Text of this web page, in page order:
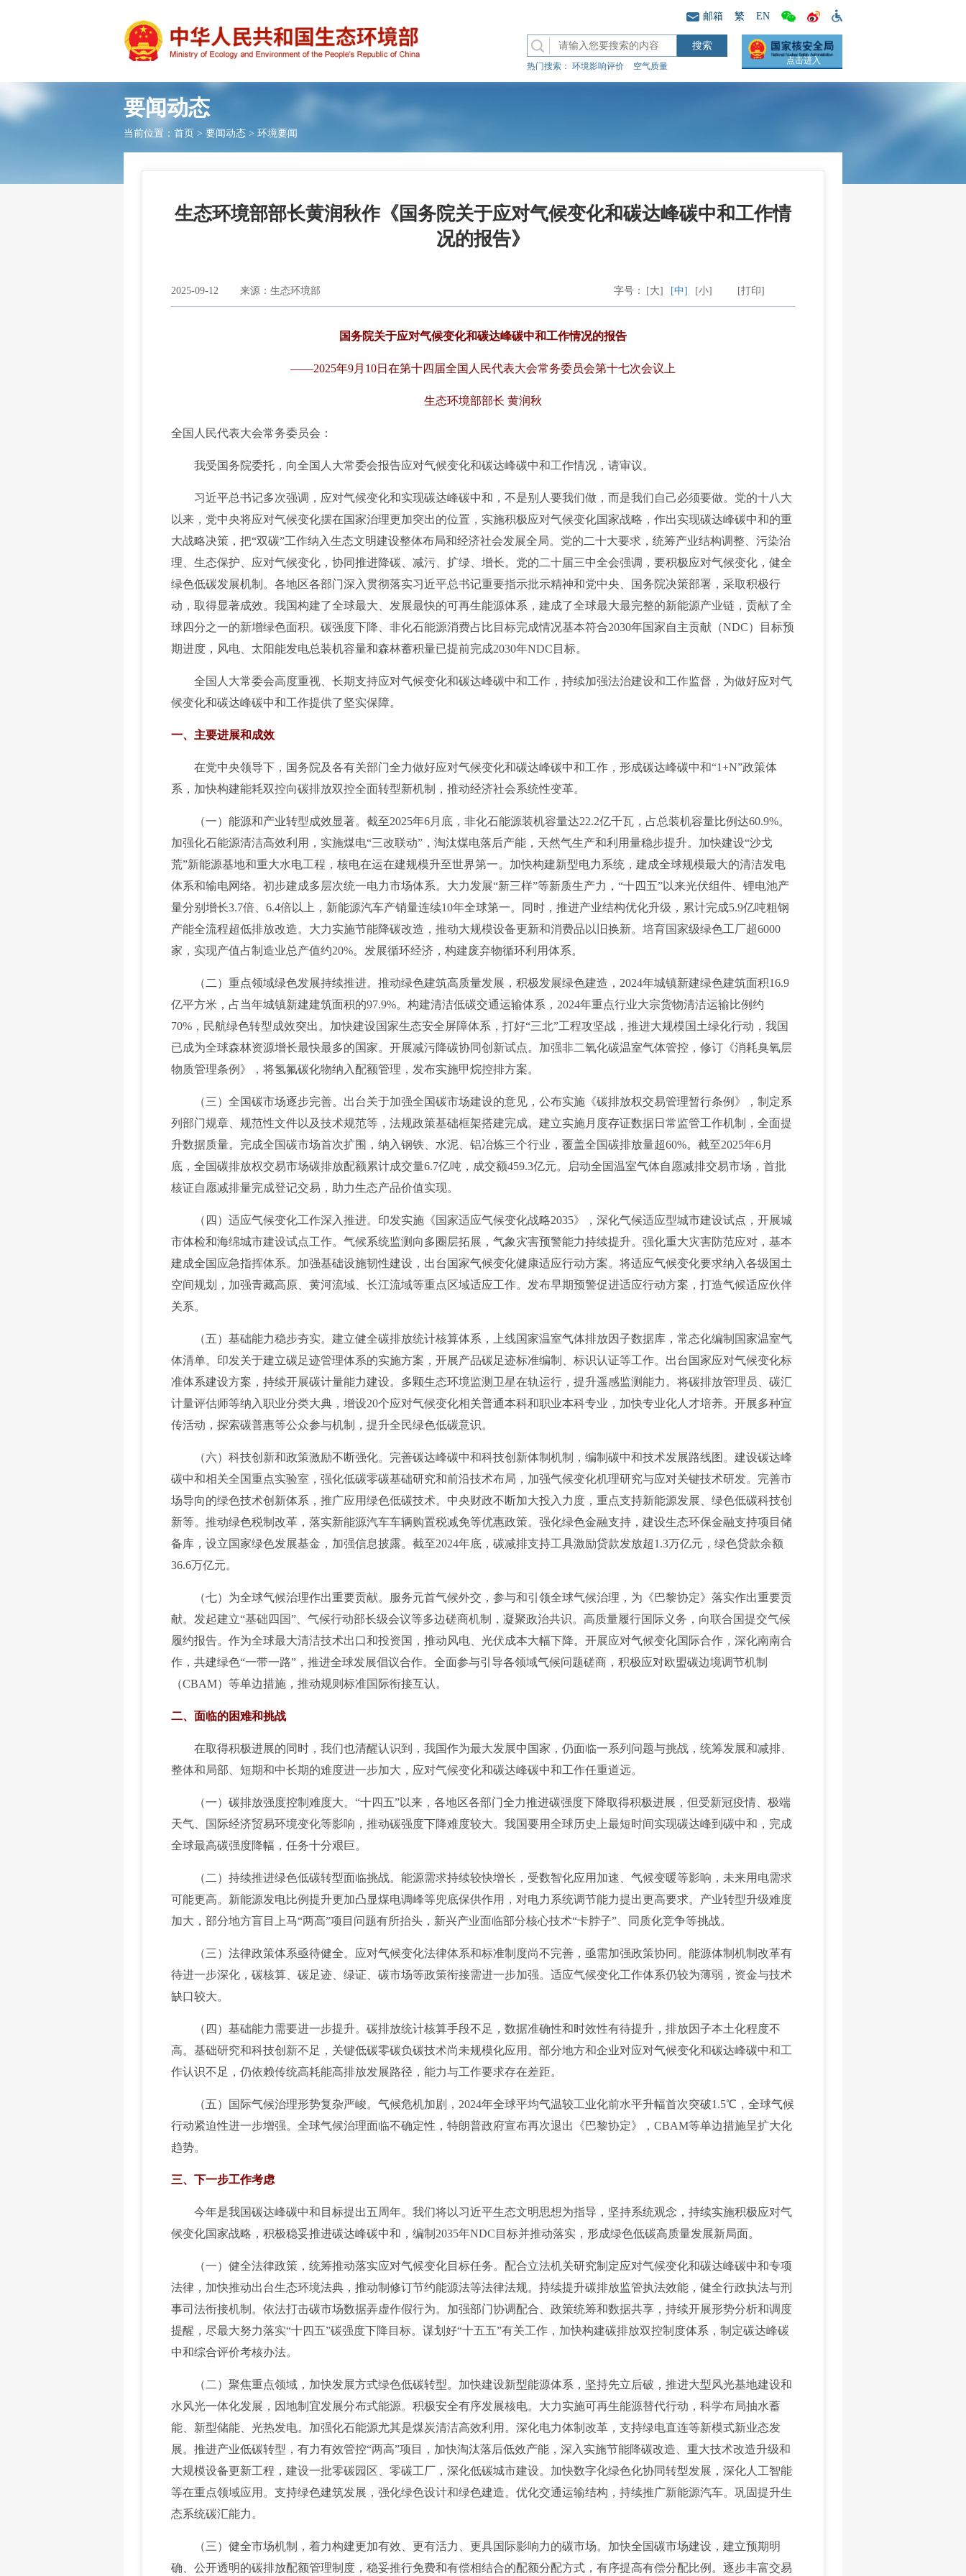
邮箱 繁 EN
热门搜索： 环境影响评价 空气质量
点击进入
要闻动态
当前位置： 首页 > 要闻动态 > 环境要闻
生态环境部部长黄润秋作《国务院关于应对气候变化和碳达峰碳中和工作情
况的报告》
2025-09-12 来源：生态环境部 [打印]
字号： [大] [中] [小]
国务院关于应对气候变化和碳达峰碳中和工作情况的报告
——2025年9月10日在第十四届全国人民代表大会常务委员会第十七次会议上
生态环境部部长 黄润秋
全国人民代表大会常务委员会：
我受国务院委托，向全国人大常委会报告应对气候变化和碳达峰碳中和工作情况，请审议。
习近平总书记多次强调，应对气候变化和实现碳达峰碳中和，不是别人要我们做，而是我们自己必须要做。党的十八大
以来，党中央将应对气候变化摆在国家治理更加突出的位置，实施积极应对气候变化国家战略，作出实现碳达峰碳中和的重
大战略决策，把“双碳”工作纳入生态文明建设整体布局和经济社会发展全局。党的二十大要求，统筹产业结构调整、污染治
理、生态保护、应对气候变化，协同推进降碳、减污、扩绿、增长。党的二十届三中全会强调，要积极应对气候变化，健全
绿色低碳发展机制。各地区各部门深入贯彻落实习近平总书记重要指示批示精神和党中央、国务院决策部署，采取积极行
动，取得显著成效。我国构建了全球最大、发展最快的可再生能源体系，建成了全球最大最完整的新能源产业链，贡献了全
球四分之一的新增绿色面积。碳强度下降、非化石能源消费占比目标完成情况基本符合2030年国家自主贡献（NDC）目标预
期进度，风电、太阳能发电总装机容量和森林蓄积量已提前完成2030年NDC目标。
全国人大常委会高度重视、长期支持应对气候变化和碳达峰碳中和工作，持续加强法治建设和工作监督，为做好应对气
候变化和碳达峰碳中和工作提供了坚实保障。
一、主要进展和成效
在党中央领导下，国务院及各有关部门全力做好应对气候变化和碳达峰碳中和工作，形成碳达峰碳中和“1+N”政策体
系，加快构建能耗双控向碳排放双控全面转型新机制，推动经济社会系统性变革。
（一）能源和产业转型成效显著。截至2025年6月底，非化石能源装机容量达22.2亿千瓦，占总装机容量比例达60.9%。
加强化石能源清洁高效利用，实施煤电“三改联动”，淘汰煤电落后产能，天然气生产和利用量稳步提升。加快建设“沙戈
荒”新能源基地和重大水电工程，核电在运在建规模升至世界第一。加快构建新型电力系统，建成全球规模最大的清洁发电
体系和输电网络。初步建成多层次统一电力市场体系。大力发展“新三样”等新质生产力，“十四五”以来光伏组件、锂电池产
量分别增长3.7倍、6.4倍以上，新能源汽车产销量连续10年全球第一。同时，推进产业结构优化升级，累计完成5.9亿吨粗钢
产能全流程超低排放改造。大力实施节能降碳改造，推动大规模设备更新和消费品以旧换新。培育国家级绿色工厂超6000
家，实现产值占制造业总产值约20%。发展循环经济，构建废弃物循环利用体系。
（二）重点领域绿色发展持续推进。推动绿色建筑高质量发展，积极发展绿色建造，2024年城镇新建绿色建筑面积16.9
亿平方米，占当年城镇新建建筑面积的97.9%。构建清洁低碳交通运输体系，2024年重点行业大宗货物清洁运输比例约
70%，民航绿色转型成效突出。加快建设国家生态安全屏障体系，打好“三北”工程攻坚战，推进大规模国土绿化行动，我国
已成为全球森林资源增长最快最多的国家。开展减污降碳协同创新试点。加强非二氧化碳温室气体管控，修订《消耗臭氧层
物质管理条例》，将氢氟碳化物纳入配额管理，发布实施甲烷控排方案。
（三）全国碳市场逐步完善。出台关于加强全国碳市场建设的意见，公布实施《碳排放权交易管理暂行条例》，制定系
列部门规章、规范性文件以及技术规范等，法规政策基础框架搭建完成。建立实施月度存证数据日常监管工作机制，全面提
升数据质量。完成全国碳市场首次扩围，纳入钢铁、水泥、铝冶炼三个行业，覆盖全国碳排放量超60%。截至2025年6月
底，全国碳排放权交易市场碳排放配额累计成交量6.7亿吨，成交额459.3亿元。启动全国温室气体自愿减排交易市场，首批
核证自愿减排量完成登记交易，助力生态产品价值实现。
（四）适应气候变化工作深入推进。印发实施《国家适应气候变化战略2035》，深化气候适应型城市建设试点，开展城
市体检和海绵城市建设试点工作。气候系统监测向多圈层拓展，气象灾害预警能力持续提升。强化重大灾害防范应对，基本
建成全国应急指挥体系。加强基础设施韧性建设，出台国家气候变化健康适应行动方案。将适应气候变化要求纳入各级国土
空间规划，加强青藏高原、黄河流域、长江流域等重点区域适应工作。发布早期预警促进适应行动方案，打造气候适应伙伴
关系。
（五）基础能力稳步夯实。建立健全碳排放统计核算体系，上线国家温室气体排放因子数据库，常态化编制国家温室气
体清单。印发关于建立碳足迹管理体系的实施方案，开展产品碳足迹标准编制、标识认证等工作。出台国家应对气候变化标
准体系建设方案，持续开展碳计量能力建设。多颗生态环境监测卫星在轨运行，提升遥感监测能力。将碳排放管理员、碳汇
计量评估师等纳入职业分类大典，增设20个应对气候变化相关普通本科和职业本科专业，加快专业化人才培养。开展多种宣
传活动，探索碳普惠等公众参与机制，提升全民绿色低碳意识。
（六）科技创新和政策激励不断强化。完善碳达峰碳中和科技创新体制机制，编制碳中和技术发展路线图。建设碳达峰
碳中和相关全国重点实验室，强化低碳零碳基础研究和前沿技术布局，加强气候变化机理研究与应对关键技术研发。完善市
场导向的绿色技术创新体系，推广应用绿色低碳技术。中央财政不断加大投入力度，重点支持新能源发展、绿色低碳科技创
新等。推动绿色税制改革，落实新能源汽车车辆购置税减免等优惠政策。强化绿色金融支持，建设生态环保金融支持项目储
备库，设立国家绿色发展基金，加强信息披露。截至2024年底，碳减排支持工具激励贷款发放超1.3万亿元，绿色贷款余额
36.6万亿元。
（七）为全球气候治理作出重要贡献。服务元首气候外交，参与和引领全球气候治理，为《巴黎协定》落实作出重要贡
献。发起建立“基础四国”、气候行动部长级会议等多边磋商机制，凝聚政治共识。高质量履行国际义务，向联合国提交气候
履约报告。作为全球最大清洁技术出口和投资国，推动风电、光伏成本大幅下降。开展应对气候变化国际合作，深化南南合
作，共建绿色“一带一路”，推进全球发展倡议合作。全面参与引导各领域气候问题磋商，积极应对欧盟碳边境调节机制
（CBAM）等单边措施，推动规则标准国际衔接互认。
二、面临的困难和挑战
在取得积极进展的同时，我们也清醒认识到，我国作为最大发展中国家，仍面临一系列问题与挑战，统筹发展和减排、
整体和局部、短期和中长期的难度进一步加大，应对气候变化和碳达峰碳中和工作任重道远。
（一）碳排放强度控制难度大。“十四五”以来，各地区各部门全力推进碳强度下降取得积极进展，但受新冠疫情、极端
天气、国际经济贸易环境变化等影响，推动碳强度下降难度较大。我国要用全球历史上最短时间实现碳达峰到碳中和，完成
全球最高碳强度降幅，任务十分艰巨。
（二）持续推进绿色低碳转型面临挑战。能源需求持续较快增长，受数智化应用加速、气候变暖等影响，未来用电需求
可能更高。新能源发电比例提升更加凸显煤电调峰等兜底保供作用，对电力系统调节能力提出更高要求。产业转型升级难度
加大，部分地方盲目上马“两高”项目问题有所抬头，新兴产业面临部分核心技术“卡脖子”、同质化竞争等挑战。
（三）法律政策体系亟待健全。应对气候变化法律体系和标准制度尚不完善，亟需加强政策协同。能源体制机制改革有
待进一步深化，碳核算、碳足迹、绿证、碳市场等政策衔接需进一步加强。适应气候变化工作体系仍较为薄弱，资金与技术
缺口较大。
（四）基础能力需要进一步提升。碳排放统计核算手段不足，数据准确性和时效性有待提升，排放因子本土化程度不
高。基础研究和科技创新不足，关键低碳零碳负碳技术尚未规模化应用。部分地方和企业对应对气候变化和碳达峰碳中和工
作认识不足，仍依赖传统高耗能高排放发展路径，能力与工作要求存在差距。
（五）国际气候治理形势复杂严峻。气候危机加剧，2024年全球平均气温较工业化前水平升幅首次突破1.5℃，全球气候
行动紧迫性进一步增强。全球气候治理面临不确定性，特朗普政府宣布再次退出《巴黎协定》，CBAM等单边措施呈扩大化
趋势。
三、下一步工作考虑
今年是我国碳达峰碳中和目标提出五周年。我们将以习近平生态文明思想为指导，坚持系统观念，持续实施积极应对气
候变化国家战略，积极稳妥推进碳达峰碳中和，编制2035年NDC目标并推动落实，形成绿色低碳高质量发展新局面。
（一）健全法律政策，统筹推动落实应对气候变化目标任务。配合立法机关研究制定应对气候变化和碳达峰碳中和专项
法律，加快推动出台生态环境法典，推动制修订节约能源法等法律法规。持续提升碳排放监管执法效能，健全行政执法与刑
事司法衔接机制。依法打击碳市场数据弄虚作假行为。加强部门协调配合、政策统筹和数据共享，持续开展形势分析和调度
提醒，尽最大努力落实“十四五”碳强度下降目标。谋划好“十五五”有关工作，加快构建碳排放双控制度体系，制定碳达峰碳
中和综合评价考核办法。
（二）聚焦重点领域，加快发展方式绿色低碳转型。加快建设新型能源体系，坚持先立后破，推进大型风光基地建设和
水风光一体化发展，因地制宜发展分布式能源。积极安全有序发展核电。大力实施可再生能源替代行动，科学布局抽水蓄
能、新型储能、光热发电。加强化石能源尤其是煤炭清洁高效利用。深化电力体制改革，支持绿电直连等新模式新业态发
展。推进产业低碳转型，有力有效管控“两高”项目，加快淘汰落后低效产能，深入实施节能降碳改造、重大技术改造升级和
大规模设备更新工程，建设一批零碳园区、零碳工厂，深化低碳城市建设。加快数字化绿色化协同转型发展，深化人工智能
等在重点领域应用。支持绿色建筑发展，强化绿色设计和绿色建造。优化交通运输结构，持续推广新能源汽车。巩固提升生
态系统碳汇能力。
（三）健全市场机制，着力构建更加有效、更有活力、更具国际影响力的碳市场。加快全国碳市场建设，建立预期明
确、公开透明的碳排放配额管理制度，稳妥推行免费和有偿相结合的配额分配方式，有序提高有偿分配比例。逐步丰富交易